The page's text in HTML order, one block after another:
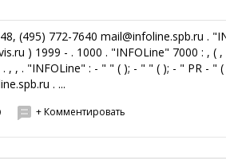
(495) 772-7640 mail@infoline.spb.ru .
) 1999 - . 1000 . "INFOLine" 7000 : , ( ,
, , . "INFOLine" : - " " ( ); - " " ( ); - " PR - " (
. ...
+ Комментировать